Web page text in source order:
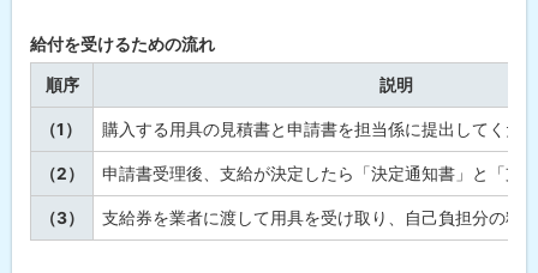
給付を受けるための流れ
順序 説明
（1） 購入する用具の見積書と申請書を担当係に提出してくだ
（2） 申請書受理後、支給が決定したら「決定通知書」と「支
（3） 支給券を業者に渡して用具を受け取り、自己負担分の料